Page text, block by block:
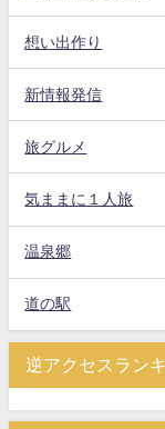
想い出作り
新情報発信
旅グルメ
気ままに１人旅
温泉郷
道の駅
逆アクセスラン